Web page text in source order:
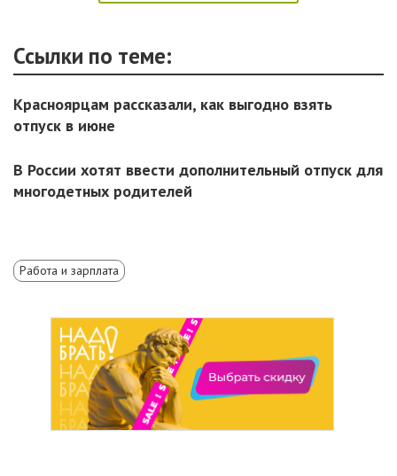
Ссылки по теме:
Красноярцам рассказали, как выгодно взять
отпуск в июне
В России хотят ввести дополнительный отпуск для
многодетных родителей
Работа и зарплата